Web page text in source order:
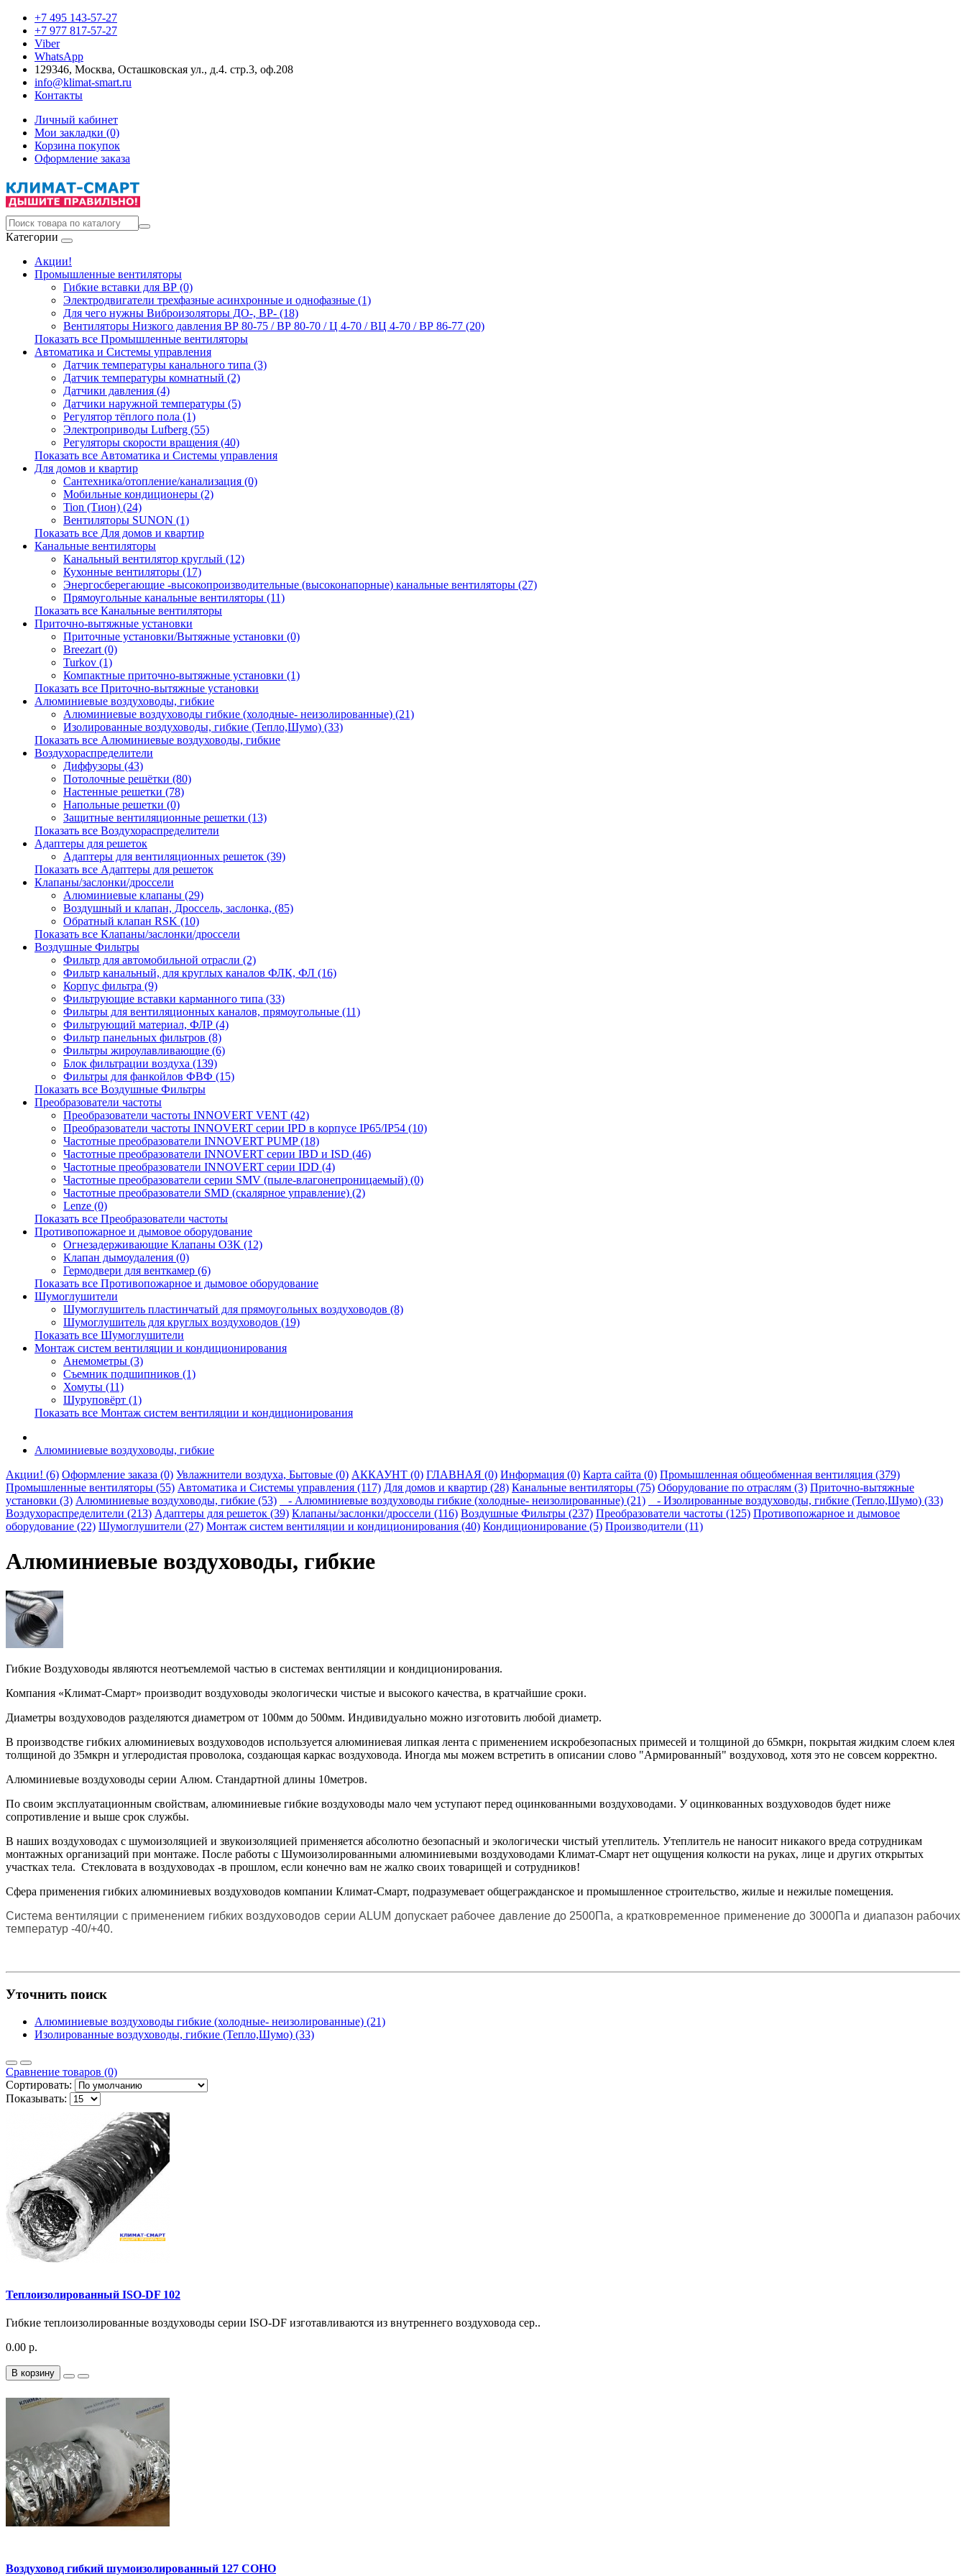
+7 495 143-57-27
+7 977 817-57-27
Viber
WhatsApp
129346, Москва, Осташковская ул., д.4. стр.3, оф.208
info@klimat-smart.ru
Контакты
Личный кабинет
Мои закладки (0)
Корзина покупок
Оформление заказа
Категории
Акции!
Промышленные вентиляторы
Гибкие вставки для ВР (0)
Электродвигатели трехфазные асинхронные и однофазные (1)
Для чего нужны Виброизоляторы ДО-, ВР- (18)
Вентиляторы Низкого давления ВР 80-75 / ВР 80-70 / Ц 4-70 / ВЦ 4-70 / ВР 86-77 (20)
Показать все Промышленные вентиляторы
Автоматика и Системы управления
Датчик температуры канального типа (3)
Датчик температуры комнатный (2)
Датчики давления (4)
Датчики наружной температуры (5)
Регулятор тёплого пола (1)
Электроприводы Lufberg (55)
Регуляторы скорости вращения (40)
Показать все Автоматика и Системы управления
Для домов и квартир
Сантехника/отопление/канализация (0)
Мобильные кондиционеры (2)
Tion (Тион) (24)
Вентиляторы SUNON (1)
Показать все Для домов и квартир
Канальные вентиляторы
Канальный вентилятор круглый (12)
Кухонные вентиляторы (17)
Энергосберегающие -высокопроизводительные (высоконапорные) канальные вентиляторы (27)
Прямоугольные канальные вентиляторы (11)
Показать все Канальные вентиляторы
Приточно-вытяжные установки
Приточные установки/Вытяжные установки (0)
Breezart (0)
Turkov (1)
Компактные приточно-вытяжные установки (1)
Показать все Приточно-вытяжные установки
Алюминиевые воздуховоды, гибкие
Алюминиевые воздуховоды гибкие (холодные- неизолированные) (21)
Изолированные воздуховоды, гибкие (Тепло,Шумо) (33)
Показать все Алюминиевые воздуховоды, гибкие
Воздухораспределители
Диффузоры (43)
Потолочные решётки (80)
Настенные решетки (78)
Напольные решетки (0)
Защитные вентиляционные решетки (13)
Показать все Воздухораспределители
Адаптеры для решеток
Адаптеры для вентиляционных решеток (39)
Показать все Адаптеры для решеток
Клапаны/заслонки/дроссели
Алюминиевые клапаны (29)
Воздушный и клапан, Дроссель, заслонка, (85)
Обратный клапан RSK (10)
Показать все Клапаны/заслонки/дроссели
Воздушные Фильтры
Фильтр для автомобильной отрасли (2)
Фильтр канальный, для круглых каналов ФЛК, ФЛ (16)
Корпус фильтра (9)
Фильтрующие вставки карманного типа (33)
Фильтры для вентиляционных каналов, прямоугольные (11)
Фильтрующий материал, ФЛР (4)
Фильтр панельных фильтров (8)
Фильтры жироулавливающие (6)
Блок фильтрации воздуха (139)
Фильтры для фанкойлов ФВФ (15)
Показать все Воздушные Фильтры
Преобразователи частоты
Преобразователи частоты INNOVERT VENT (42)
Преобразователи частоты INNOVERT серии IPD в корпусе IP65/IP54 (10)
Частотные преобразователи INNOVERT PUMP (18)
Частотные преобразователи INNOVERT серии IBD и ISD (46)
Частотные преобразователи INNOVERT серии IDD (4)
Частотные преобразователи серии SMV (пыле-влагонепроницаемый) (0)
Частотные преобразователи SMD (скалярное управление) (2)
Lenze (0)
Показать все Преобразователи частоты
Противопожарное и дымовое оборудование
Огнезадерживающие Клапаны ОЗК (12)
Клапан дымоудаления (0)
Гермодвери для венткамер (6)
Показать все Противопожарное и дымовое оборудование
Шумоглушители
Шумоглушитель пластинчатый для прямоугольных воздуховодов (8)
Шумоглушитель для круглых воздуховодов (19)
Показать все Шумоглушители
Монтаж систем вентиляции и кондиционирования
Анемометры (3)
Съемник подшипников (1)
Хомуты (11)
Шуруповёрт (1)
Показать все Монтаж систем вентиляции и кондиционирования
Алюминиевые воздуховоды, гибкие
Акции! (6) Оформление заказа (0) Увлажнители воздуха, Бытовые (0) АККАУНТ (0) ГЛАВНАЯ (0) Информация (0) Карта сайта (0) Промышленная общеобменная вентиляция (379)
Промышленные вентиляторы (55) Автоматика и Системы управления (117) Для домов и квартир (28) Канальные вентиляторы (75) Оборудование по отраслям (3) Приточно-вытяжные
установки (3) Алюминиевые воздуховоды, гибкие (53) - Алюминиевые воздуховоды гибкие (холодные- неизолированные) (21)
- Изолированные воздуховоды, гибкие (Тепло,Шумо) (33)
Воздухораспределители (213) Адаптеры для решеток (39) Клапаны/заслонки/дроссели (116) Воздушные Фильтры (237) Преобразователи частоты (125) Противопожарное и дымовое
оборудование (22) Шумоглушители (27) Монтаж систем вентиляции и кондиционирования (40) Кондиционирование (5) Производители (11)
Алюминиевые воздуховоды, гибкие
Гибкие Воздуховоды являются неотъемлемой частью в системах вентиляции и кондиционирования.
Компания «Климат-Смарт» производит воздуховоды экологически чистые и высокого качества, в кратчайшие сроки.
Диаметры воздуховодов разделяются диаметром от 100мм до 500мм. Индивидуально можно изготовить любой диаметр.
В производстве гибких алюминиевых воздуховодов используется алюминиевая липкая лента с применением искробезопасных примесей и толщиной до 65мкрн, покрытая жидким слоем клея
толщиной до 35мкрн и углеродистая проволока, создающая каркас воздуховода. Иногда мы можем встретить в описании слово "Армированный" воздуховод, хотя это не совсем корректно.
Алюминиевые воздуховоды серии Алюм. Стандартной длины 10метров.
По своим эксплуатационным свойствам, алюминиевые гибкие воздуховоды мало чем уступают перед оцинкованными воздуховодами. У оцинкованных воздуховодов будет ниже
сопротивление и выше срок службы.
В наших воздуховодах с шумоизоляцией и звукоизоляцией применяется абсолютно безопасный и экологически чистый утеплитель. Утеплитель не наносит никакого вреда сотрудникам
монтажных организаций при монтаже. После работы с Шумоизолированными алюминиевыми воздуховодами Климат-Смарт нет ощущения колкости на руках, лице и других открытых
участках тела. Стекловата в воздуховодах -в прошлом, если конечно вам не жалко своих товарищей и сотрудников!
Сфера применения гибких алюминиевых воздуховодов компании Климат-Смарт, подразумевает общегражданское и промышленное строительство, жилые и нежилые помещения.
Система вентиляции с применением гибких воздуховодов серии ALUM допускает рабочее давление до 2500Па, а кратковременное применение до 3000Па и диапазон рабочих
температур -40/+40.
Уточнить поиск
Алюминиевые воздуховоды гибкие (холодные- неизолированные) (21)
Изолированные воздуховоды, гибкие (Тепло,Шумо) (33)
Сравнение товаров (0)
Сортировать:
Показывать:
Теплоизолированный ISO-DF 102
Гибкие теплоизолированные воздуховоды серии ISO-DF изготавливаются из внутреннего воздуховода сер..
0.00 р.
В корзину
Воздуховод гибкий шумоизолированный 127 СОНО